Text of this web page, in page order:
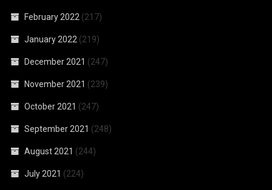
February 2022 (217)
January 2022 (219)
December 2021 (247)
November 2021 (239)
October 2021 (247)
September 2021 (248)
August 2021 (244)
July 2021 (224)